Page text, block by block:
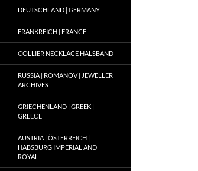
DEUTSCHLAND | GERMANY
FRANKREICH | FRANCE
COLLIER NECKLACE HALSBAND
RUSSIA | ROMANOV | JEWELLER
ARCHIVES
GRIECHENLAND | GREEK |
GREECE
AUSTRIA | ÖSTERREICH |
HABSBURG IMPERIAL AND
ROYAL